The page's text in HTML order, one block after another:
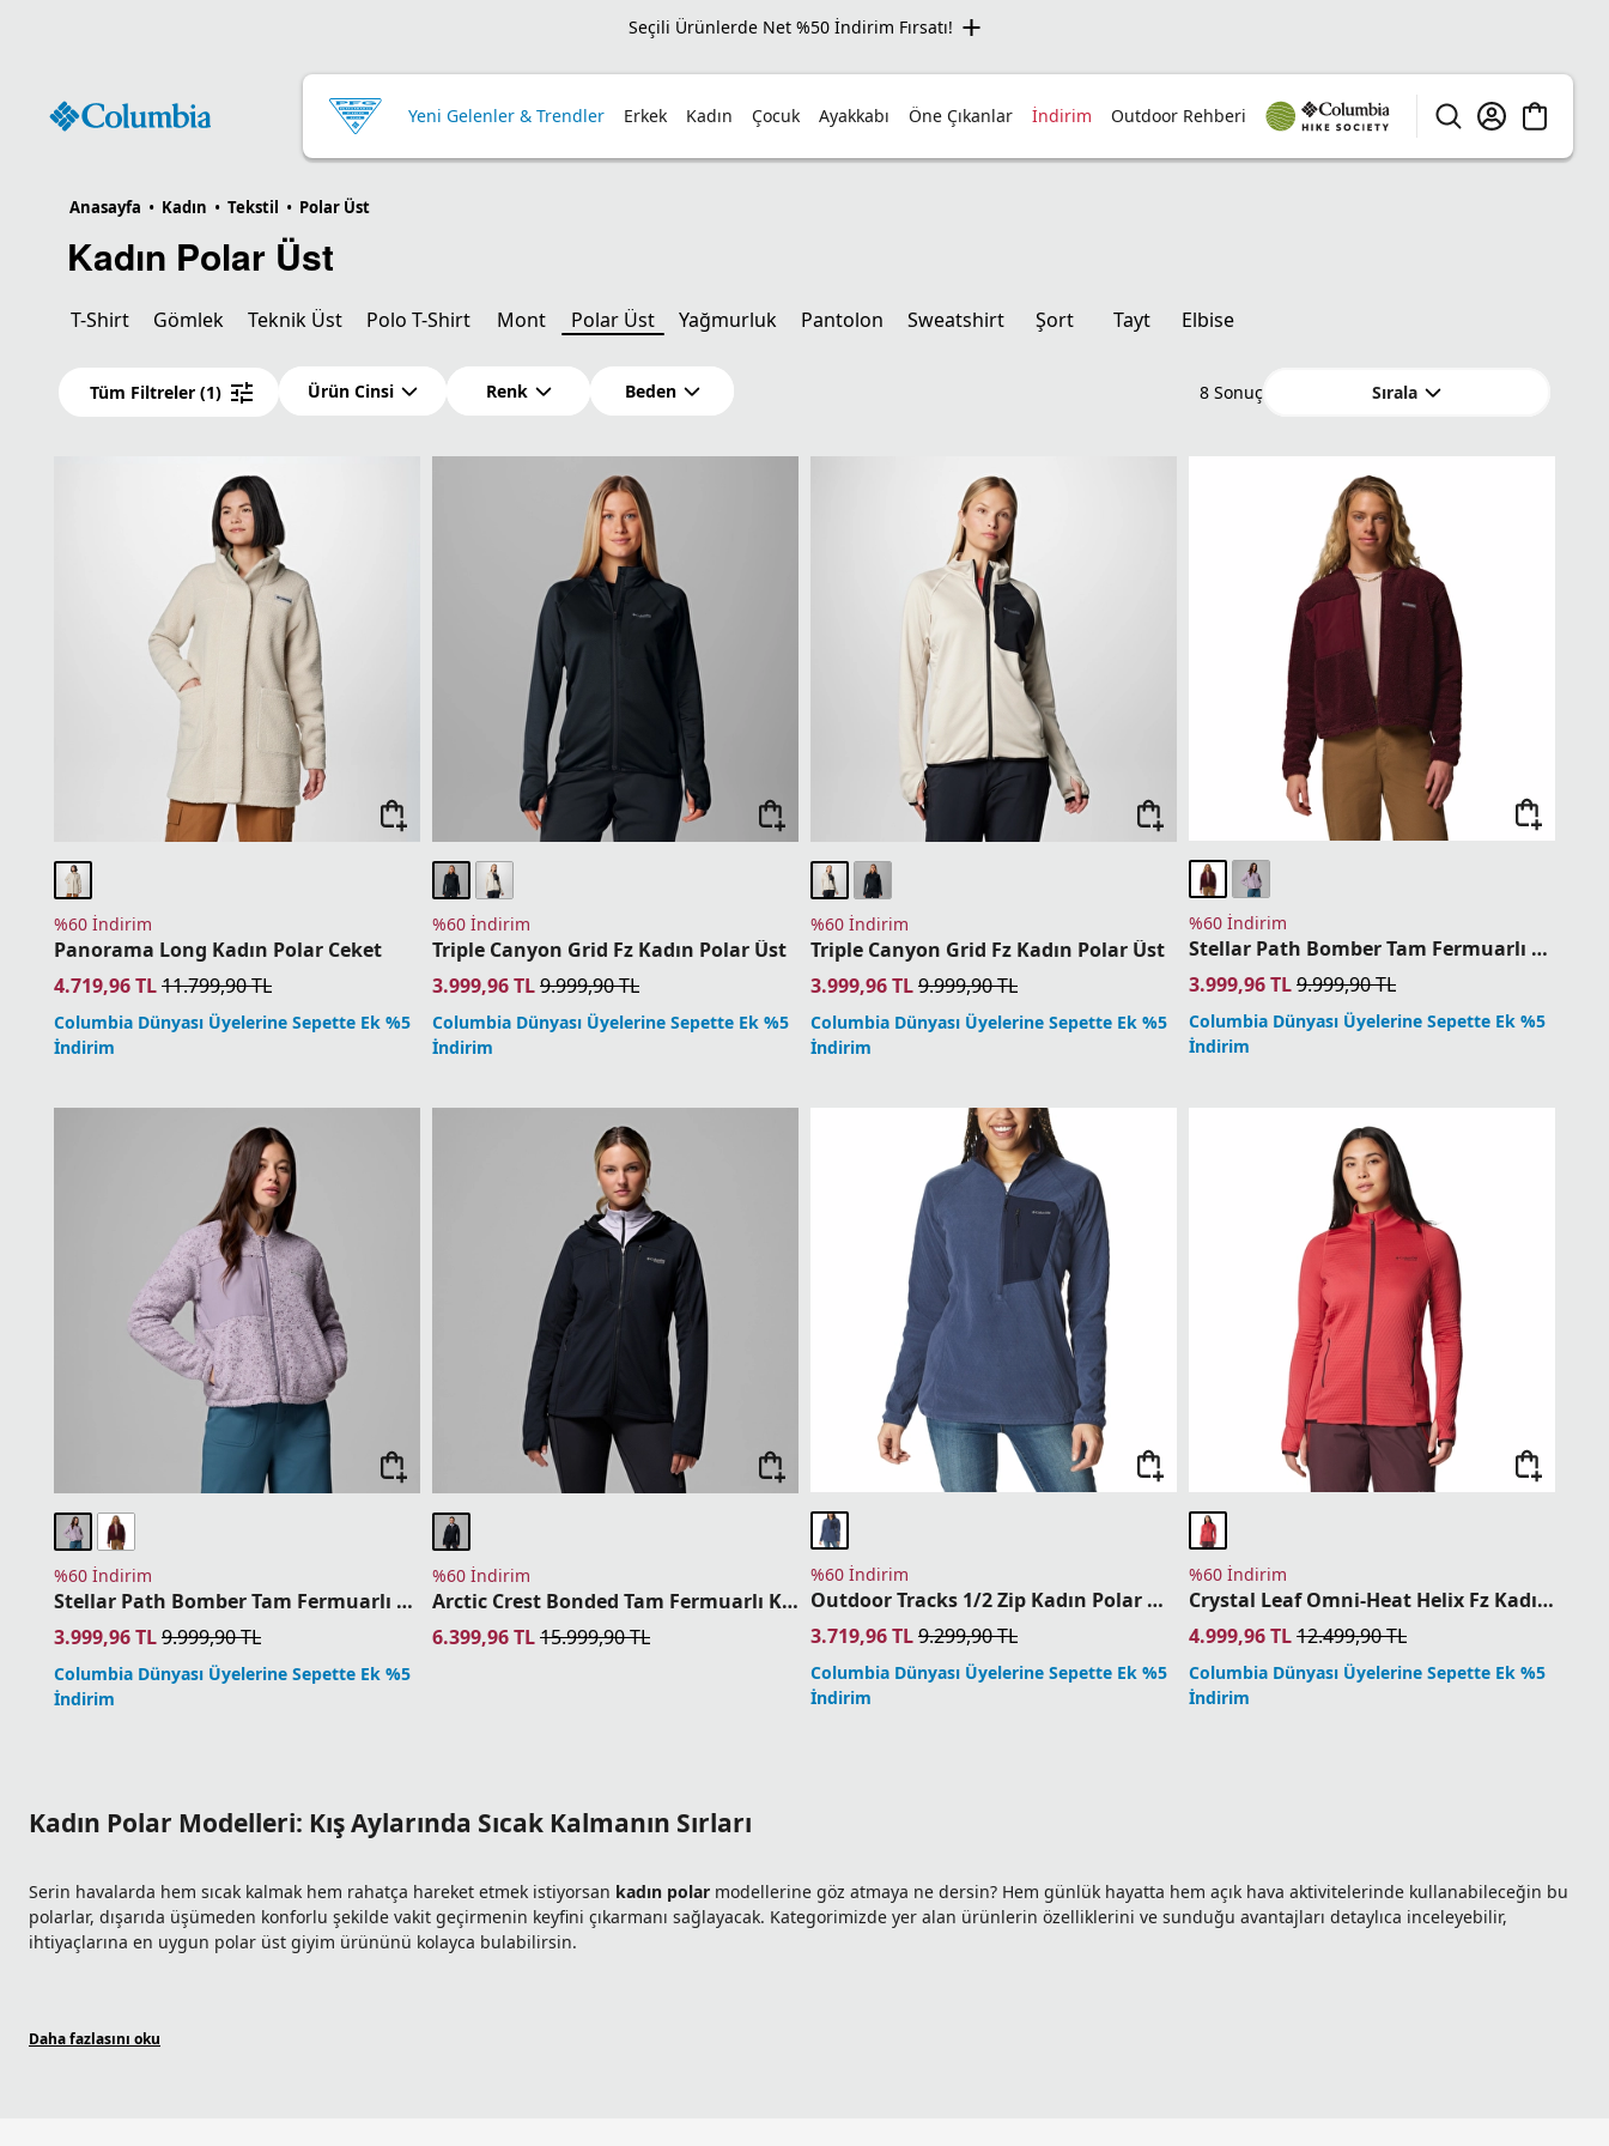
Seçili Ürünlerde Net %50 İndirim Fırsatı!
Yeni Gelenler & Trendler Erkek Kadın Çocuk Ayakkabı Öne Çıkanlar İndirim Outdoor Rehberi
Anasayfa • Kadın • Tekstil • Polar Üst
Kadın Polar Üst
T-Shirt Gömlek Teknik Üst Polo T-Shirt Mont Polar Üst Yağmurluk Pantolon Sweatshirt Şort Tayt Elbise
Tüm Filtreler (1) Ürün Cinsi Renk Beden 8 Sonuç Sırala
%60 İndirim
Panorama Long Kadın Polar Ceket
4.719,96TL11.799,90TL
Columbia Dünyası Üyelerine Sepette Ek %5
İndirim
%60 İndirim
Triple Canyon Grid Fz Kadın Polar Üst
3.999,96TL9.999,90TL
Columbia Dünyası Üyelerine Sepette Ek %5
İndirim
%60 İndirim
Triple Canyon Grid Fz Kadın Polar Üst
3.999,96TL9.999,90TL
Columbia Dünyası Üyelerine Sepette Ek %5
İndirim
%60 İndirim
Stellar Path Bomber Tam Fermuarlı Kadın Polar Üst
3.999,96TL9.999,90TL
Columbia Dünyası Üyelerine Sepette Ek %5
İndirim
%60 İndirim
Stellar Path Bomber Tam Fermuarlı Kadın Polar Üst
3.999,96TL9.999,90TL
Columbia Dünyası Üyelerine Sepette Ek %5
İndirim
%60 İndirim
Arctic Crest Bonded Tam Fermuarlı Kadın Polar Üst
6.399,96TL15.999,90TL
%60 İndirim
Outdoor Tracks 1/2 Zip Kadın Polar Üst
3.719,96TL9.299,90TL
Columbia Dünyası Üyelerine Sepette Ek %5
İndirim
%60 İndirim
Crystal Leaf Omni-Heat Helix Fz Kadın Polar Üst
4.999,96TL12.499,90TL
Columbia Dünyası Üyelerine Sepette Ek %5
İndirim
Kadın Polar Modelleri: Kış Aylarında Sıcak Kalmanın Sırları
Serin havalarda hem sıcak kalmak hem rahatça hareket etmek istiyorsan kadın polar modellerine göz atmaya ne dersin? Hem günlük hayatta hem açık hava aktivitelerinde kullanabileceğin bu
polarlar, dışarıda üşümeden konforlu şekilde vakit geçirmenin keyfini çıkarmanı sağlayacak. Kategorimizde yer alan ürünlerin özelliklerini ve sunduğu avantajları detaylıca inceleyebilir,
ihtiyaçlarına en uygun polar üst giyim ürününü kolayca bulabilirsin.
Daha fazlasını oku